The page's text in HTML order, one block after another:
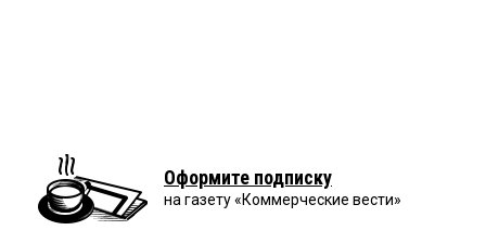
Оформите подписку
на газету «Коммерческие вести»